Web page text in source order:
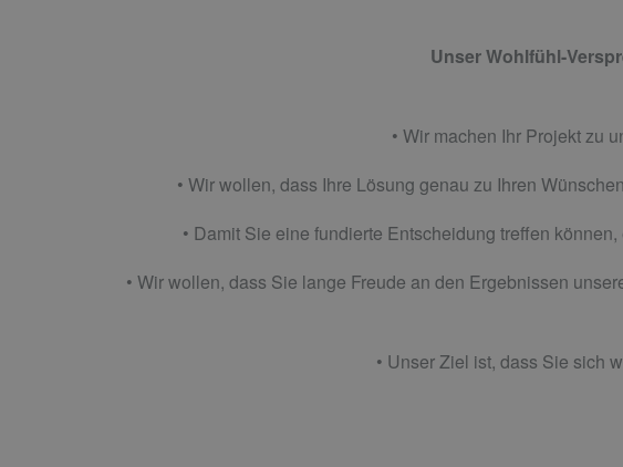
Unser Wohlfühl-
• Wir machen Ihr Projekt zu
• Wir wollen, dass Ihre Lösung genau zu Ihren
• Damit Sie eine fundierte Entscheidung treffen
• Wir wollen, dass Sie lange Freude an den Ergebnissen
• Unser Ziel ist, dass Sie sich